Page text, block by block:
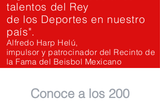
talentos del Rey
de los Deportes en nuestro
país".
Alfredo Harp Helú,
impulsor y patrocinador del Recinto de
la Fama del Beisbol Mexicano
Conoce a los 200